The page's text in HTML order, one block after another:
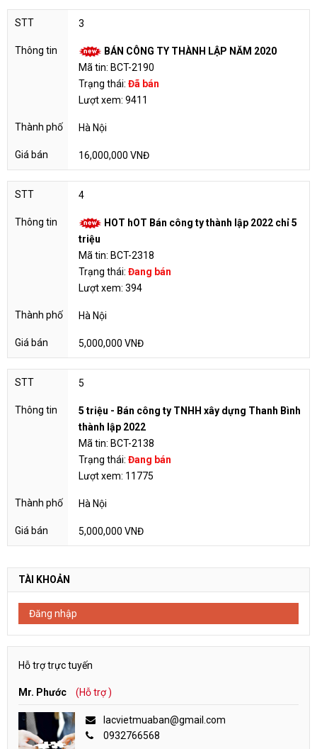
3
BÁN CÔNG TY THÀNH LẬP NĂM 2020
Mã tin: BCT-2190
Trạng thái: Đã bán
Lượt xem: 9411
Hà Nội
16,000,000 VNĐ
4
HOT hOT Bán công ty thành lập 2022 chỉ 5
triệu
Mã tin: BCT-2318
Trạng thái: Đang bán
Lượt xem: 394
Hà Nội
5,000,000 VNĐ
5
5 triệu - Bán công ty TNHH xây dựng Thanh Bình
thành lập 2022
Mã tin: BCT-2138
Trạng thái: Đang bán
Lượt xem: 11775
Hà Nội
5,000,000 VNĐ
TÀI KHOẢN
Đăng nhập
Hỗ trợ trực tuyến
Mr. Phước (Hỗ trợ )
lacvietmuaban@gmail.com
0932766568